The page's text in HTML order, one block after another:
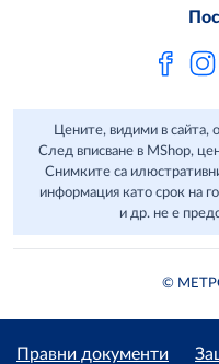
Цените, видими в сайта,
След вписване в MShop,
Снимките са
информация като срок на
и др. не е
©
Правни документи